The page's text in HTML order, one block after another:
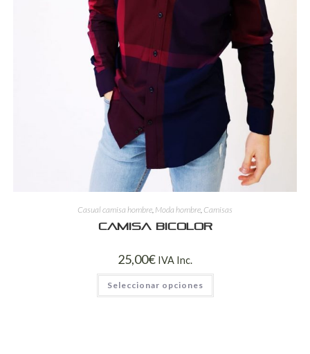
Casual camisa hombre Moda hombre Camisas
Camisa bicolor
25,00€ IVA Inc.
Seleccionar opciones